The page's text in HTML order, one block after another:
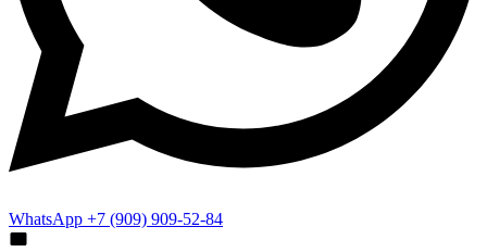
WhatsApp +7 (909) 909-52-84